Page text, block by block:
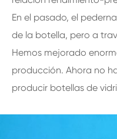
En el pasado, el
de la botella, pero a
Hemos mejorado
producción. Ahora no
producir botellas de